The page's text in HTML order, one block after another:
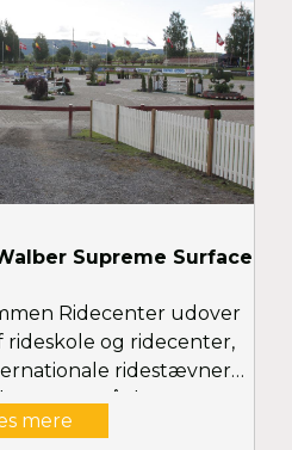
Supreme Surface
Ridecenter udover
og ridecenter,
ridestævner,
stævner på deres store
med Walber Supreme
mere